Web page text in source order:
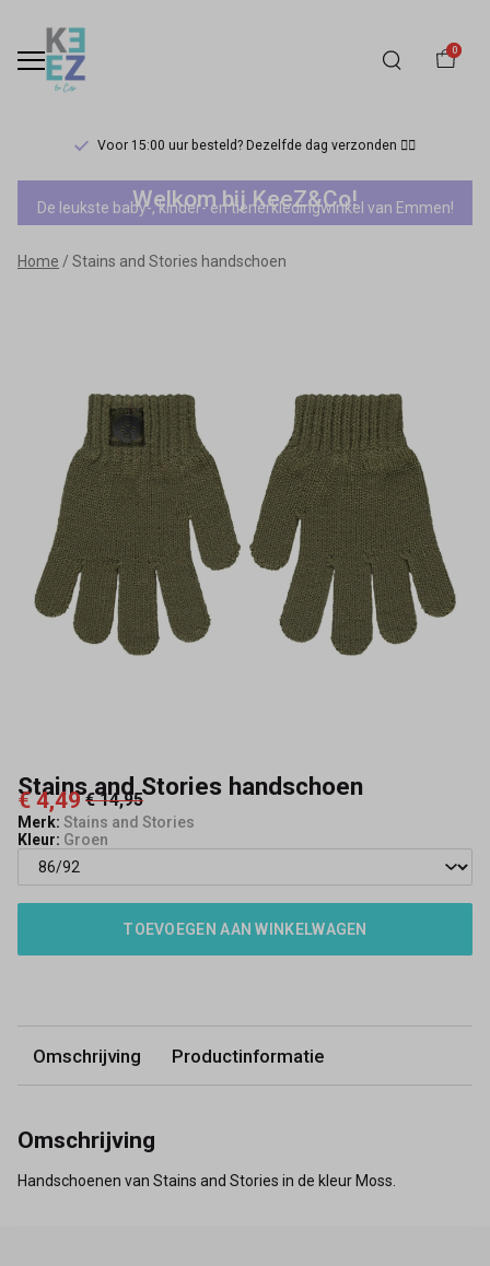
0
Voor 15:00 uur besteld? Dezelfde dag verzonden 🏃‍♀️
Stains
and
Stories
Keez&Co
Welkom bij KeeZ&Co!
De leukste baby-, kinder- en tienerkledingwinkel van Emmen!
Home Stains and Stories handschoen
Stains and Stories handschoen
€ 4,49 € 14,95
Merk: Stains and Stories
Kleur: Groen
TOEVOEGEN AAN WINKELWAGEN
Omschrijving Productinformatie
Omschrijving
Handschoenen van Stains and Stories in de kleur Moss.